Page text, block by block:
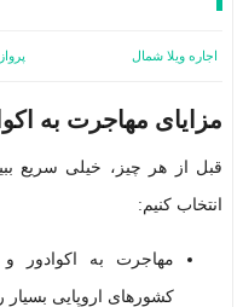
اجاره ویلا شمال
مزایای مهاجرت به
قبل از هر چیز، خیلی سریع
انتخاب کنیم:
مهاجرت به اکوادور
کشورهای اروپایی